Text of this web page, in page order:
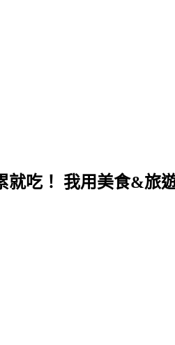
吃！ 我用美食&旅